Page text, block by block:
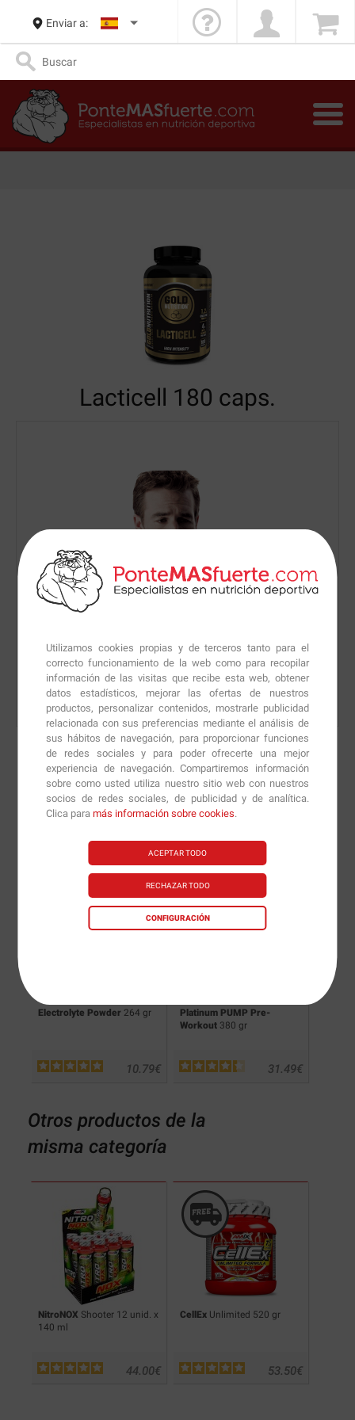
Utilizamos cookies propias y de terceros tanto para el
correcto funcionamiento de la web como para recopilar
información de las visitas que recibe esta web, obtener
datos estadísticos, mejorar las ofertas de nuestros
productos, personalizar contenidos, mostrarle publicidad
relacionada con sus preferencias mediante el análisis de
sus hábitos de navegación, para proporcionar funciones
de redes sociales y para poder ofrecerte una mejor
experiencia de navegación. Compartiremos información
sobre como usted utiliza nuestro sitio web con nuestros
socios de redes sociales, de publicidad y de analítica.
Clica paramás información sobre cookies.
ACEPTAR TODO
RECHAZAR TODO
CONFIGURACIÓN
Enviar a:
Lacticell 180 caps.
Nuevas versiones y
recomendaciones de
nuestros nutricionistas.
Electrolyte Powder 264 gr
€
10.79
Platinum PUMP Pre-
Workout 380 gr
€
31.49
Otros productos de la
misma categoría
NitroNOX Shooter 12 unid. x
140 ml
€
44.00
CellEx Unlimited 520 gr
€
53.50